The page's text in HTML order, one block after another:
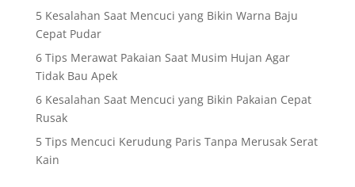
5 Kesalahan Saat Mencuci yang Bikin Warna Baju
Cepat Pudar
6 Tips Merawat Pakaian Saat Musim Hujan Agar
Tidak Bau Apek
6 Kesalahan Saat Mencuci yang Bikin Pakaian Cepat
Rusak
5 Tips Mencuci Kerudung Paris Tanpa Merusak Serat
Kain